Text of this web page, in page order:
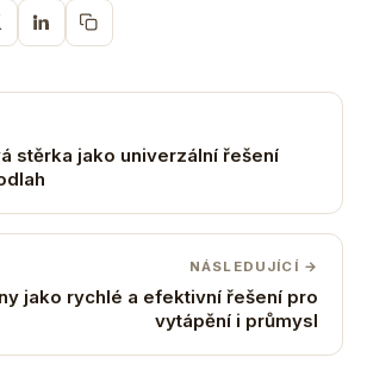
stěrka jako univerzální řešení
NÁSLEDUJÍCÍ →
jako rychlé a efektivní řešení pro
vytápění i průmysl